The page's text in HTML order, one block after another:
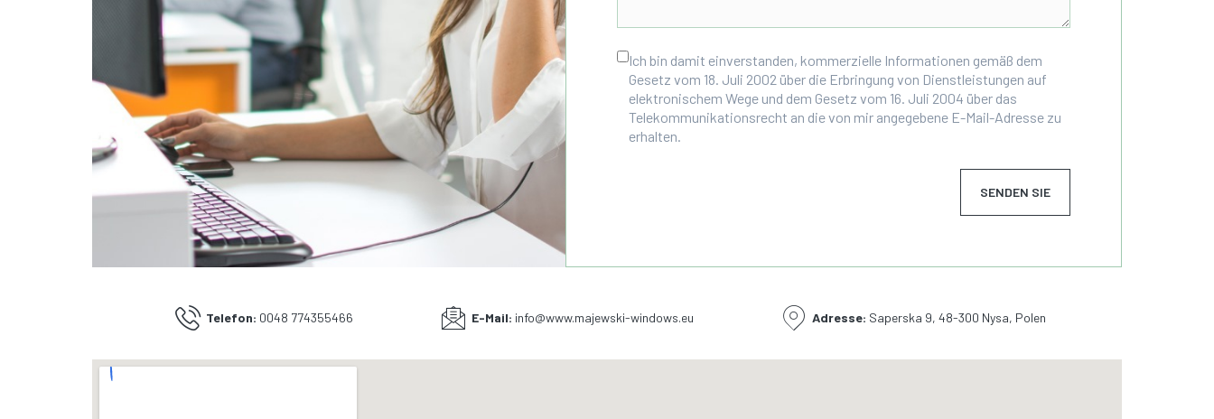
Ich bin damit einverstanden, kommerzielle Informationen gemäß dem
Gesetz vom 18. Juli 2002 über die Erbringung von Dienstleistungen auf
elektronischem Wege und dem Gesetz vom 16. Juli 2004 über das
Telekommunikationsrecht an die von mir angegebene E-Mail-Adresse zu
erhalten.
SENDEN SIE
Telefon: 0048 774355466 E-Mail: info@www.majewski-windows.eu Adresse: Saperska 9, 48-300 Nysa, Polen